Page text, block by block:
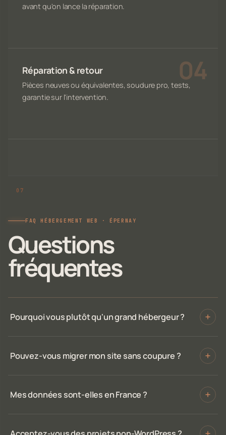
avant qu'on lance la réparation.
Réparation & retour
Pièces neuves ou équivalentes, soudure pro, tests,
garantie sur l'intervention.
FAQ HÉBERGEMENT WEB · ÉPERNAY
Questions
fréquentes
Pourquoi vous plutôt qu'un grand hébergeur ?
Pouvez-vous migrer mon site sans coupure ?
Mes données sont-elles en France ?